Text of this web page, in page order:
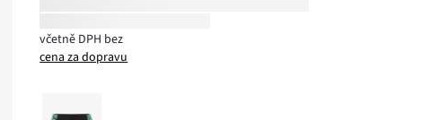
včetně DPH bez
cena za dopravu